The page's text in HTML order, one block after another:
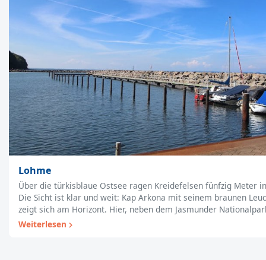
Lohme
Über die türkisblaue Ostsee ragen Kreidefelsen fünfzig Meter
Die Sicht ist klar und weit: Kap Arkona mit seinem braunen
zeigt sich am Horizont. Hier, neben dem Jasmunder
Weiterlesen